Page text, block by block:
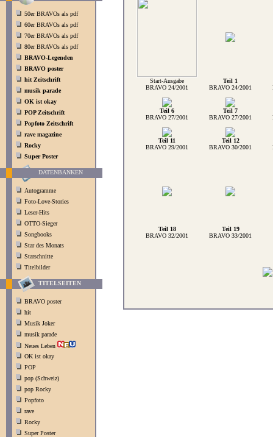
50er BRAVOs als pdf
60er BRAVOs als pdf
70er BRAVOs als pdf
80er BRAVOs als pdf
BRAVO-Legenden
BRAVO poster
hit Zeitschrift
musik parade
OK ist okay
POP Zeitschrift
Popfoto Zeitschrift
rave magazine
Rocky
Super Poster
DATENBANKEN
Autogramme
Foto-Love-Stories
Leser-Hits
OTTO-Sieger
Songbooks
Star des Monats
Starschnitte
Titelbilder
TITELSEITEN
BRAVO poster
hit
Musik Joker
musik parade
Neues Leben
OK ist okay
POP
pop (Schweiz)
pop Rocky
Popfoto
rave
Rocky
Super Poster
Start-Ausgabe
Teil 1
BRAVO 24/2001
BRAVO 24/2001
Teil 6
Teil 7
BRAVO 27/2001
BRAVO 27/2001
Teil 11
Teil 12
BRAVO 29/2001
BRAVO 30/2001
Teil 18
Teil 19
BRAVO 32/2001
BRAVO 33/2001